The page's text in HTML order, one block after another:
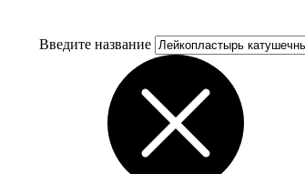
Введите название